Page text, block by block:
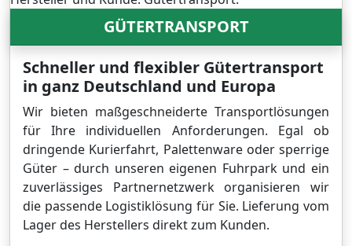
GÜTERTRANSPORT
Schneller und flexibler Gütertransport
in ganz Deutschland und Europa
Wir bieten maßgeschneiderte Transportlösungen
für Ihre individuellen Anforderungen. Egal ob
dringende Kurierfahrt, Palettenware oder sperrige
Güter – durch unseren eigenen Fuhrpark und ein
zuverlässiges Partnernetzwerk organisieren wir
die passende Logistiklösung für Sie. Lieferung vom
Lager des Herstellers direkt zum Kunden.